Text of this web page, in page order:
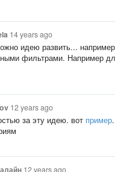
14 years ago
идею развить...
фильтрами. Например
12 years ago
за эту идею. вот пример
12 years ago